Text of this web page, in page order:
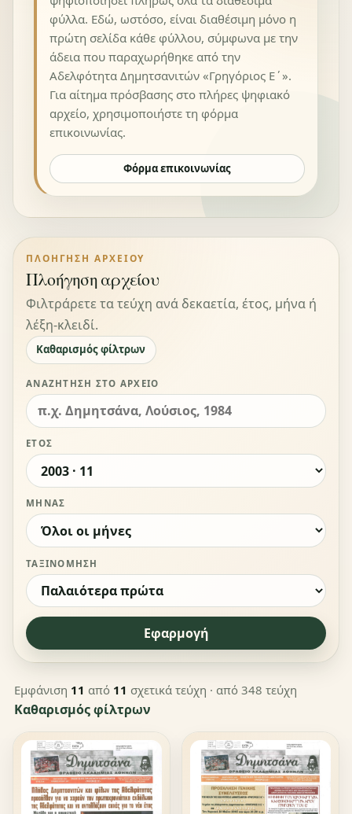
φύλλα. Εδώ, ωστόσο, είναι διαθέσιμη μόνο η
πρώτη σελίδα κάθε φύλλου, σύμφωνα με την
άδεια που παραχωρήθηκε από την
Αδελφότητα Δημητσανιτών «Γρηγόριος Ε΄».
Για αίτημα πρόσβασης στο πλήρες ψηφιακό
αρχείο, χρησιμοποιήστε τη φόρμα
επικοινωνίας.
Φόρμα επικοινωνίας
ΠΛΟΉΓΗΣΗ ΑΡΧΕΊΟΥ
Πλοήγηση αρχείου
Φιλτράρετε τα τεύχη ανά δεκαετία, έτος, μήνα ή
λέξη-κλειδί.
Καθαρισμός φίλτρων
ΑΝΑΖΉΤΗΣΗ ΣΤΟ ΑΡΧΕΊΟ
ΈΤΟΣ
ΜΉΝΑΣ
ΤΑΞΙΝΌΜΗΣΗ
Εφαρμογή
Εμφάνιση 11 από 11 σχετικά τεύχη · από 348 τεύχη
Καθαρισμός φίλτρων